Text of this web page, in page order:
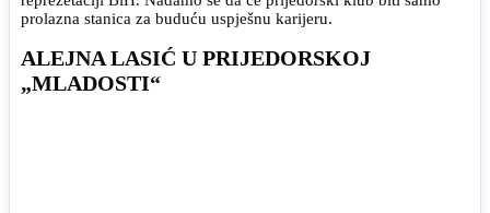
prolazna stanica za buduću uspješnu karijeru.
ALEJNA LASIĆ U PRIJEDORSKOJ
„MLADOSTI“